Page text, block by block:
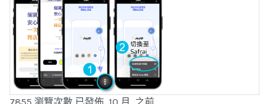
7855 瀏覽次數 已發佈 10 月 之前